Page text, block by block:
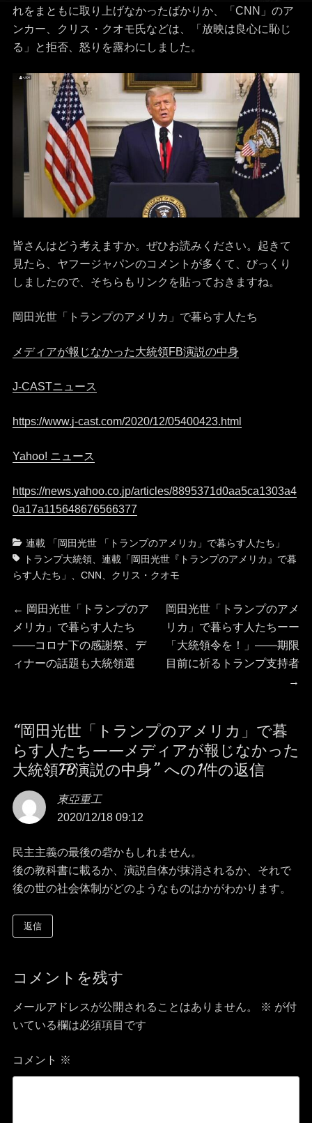
れをまともに取り上げなかったばかりか、「CNN」のア
ンカー、クリス・クオモ氏などは、「放映は良心に恥じ
る」と拒否、怒りを露わにしました。
皆さんはどう考えますか。ぜひお読みください。起きて
見たら、ヤフージャパンのコメントが多くて、びっくり
しましたので、そちらもリンクを貼っておきますね。
岡田光世「トランプのアメリカ」で暮らす人たち
メディアが報じなかった大統領FB演説の中身
J-CASTニュース
https://www.j-cast.com/2020/12/05400423.html
Yahoo! ニュース
https://news.yahoo.co.jp/articles/8895371d0aa5ca1303a4
0a17a115648676566377
カ
テ
ゴ
連載 「岡田光世 「トランプのアメリカ」で暮らす人たち」
グ
トランプ大統領、 連載「岡田光世『トランプのアメリカ』で暮
らす人たち」
CNN クリス・クオモ
投
稿
ナ
ゲ
ー
シ
ョ
ン
← 前
の
投
稿:
岡田光世「トランプのア
メリカ」で暮らす人たち
——コロナ下の感謝祭、デ
ィナーの話題も大統領選
次
の
投
稿:
岡田光世「トランプのアメ
リカ」で暮らす人たちーー
「大統領令を！」――期限
目前に祈るトランプ支持者
→
“岡田光世「トランプのアメリカ」で暮
らす人たち——メディアが報じなかった
大統領FB演説の中身” への1件の返信
東亞重工よ
り:
2020/12/18 09:12
民主主義の最後の砦かもしれません。
後の教科書に載るか、演説自体が抹消されるか、それで
後の世の社会体制がどのようなものはかがわかります。
返信
コメントを残す
メールアドレスが公開されることはありません。 ※ が付
いている欄は必須項目です
コメント ※